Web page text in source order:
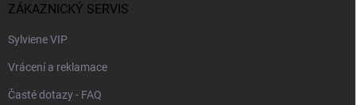
ZÁKAZNICKÝ SERVIS
Sylviene VIP
Vrácení a reklamace
Časté dotazy - FAQ